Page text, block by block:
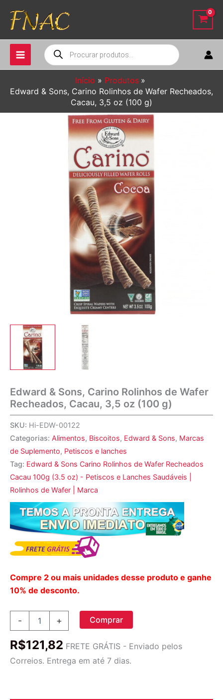
para
conteúdo
Pesquisar
produtos
Início
Produtos
Edward & Sons, Carino Rolinhos de Wafer Recheados,
Cacau, 3,5 oz (100 g)
Edward & Sons, Carino Rolinhos de Wafer
Recheados, Cacau, 3,5 oz (100 g)
SKU: Hi-EDW-00122
Categorias: Alimentos, Biscoitos, Edward & Sons, Marcas
de Suplemento, Petiscos e lanches
Tag: Edward & Sons Carino Rolinhos de Wafer Recheados
Cacau 100g (3.5 oz) - Petiscos e Lanches Saudáveis |
Rolinhos de Wafer | Marca
Compre 2 ou mais unidades desse produto e ganhe
10% de desconto.
-
Carino
de
+ Comprar
R$121,82 FRETE GRÁTIS - Enviado pelos
Correios. Entrega em até 7 dias.